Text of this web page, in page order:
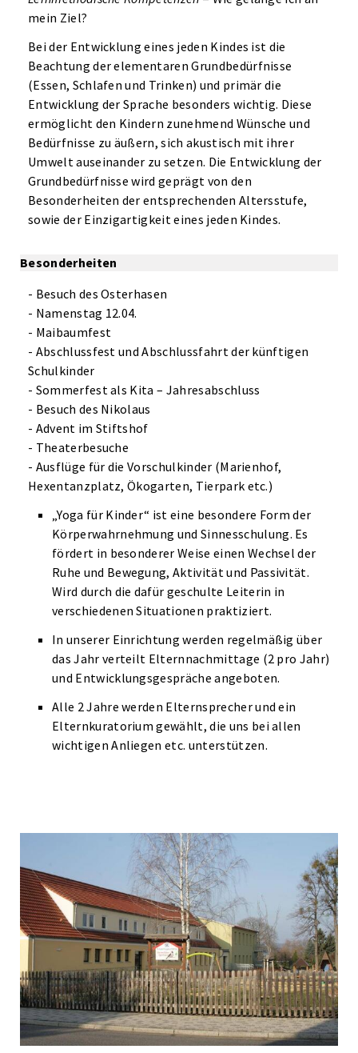
mein Ziel?
Bei der Entwicklung eines jeden Kindes ist die
Beachtung der elementaren Grundbedürfnisse
(Essen, Schlafen und Trinken) und primär die
Entwicklung der Sprache besonders wichtig. Diese
ermöglicht den Kindern zunehmend Wünsche und
Bedürfnisse zu äußern, sich akustisch mit ihrer
Umwelt auseinander zu setzen. Die Entwicklung der
Grundbedürfnisse wird geprägt von den
Besonderheiten der entsprechenden Altersstufe,
sowie der Einzigartigkeit eines jeden Kindes.
Besonderheiten
- Besuch des Osterhasen
- Namenstag 12.04.
- Maibaumfest
- Abschlussfest und Abschlussfahrt der künftigen
Schulkinder
- Sommerfest als Kita – Jahresabschluss
- Besuch des Nikolaus
- Advent im Stiftshof
- Theaterbesuche
- Ausflüge für die Vorschulkinder (Marienhof,
Hexentanzplatz, Ökogarten, Tierpark etc.)
„Yoga für Kinder“ ist eine besondere Form der
Körperwahrnehmung und Sinnesschulung. Es
fördert in besonderer Weise einen Wechsel der
Ruhe und Bewegung, Aktivität und Passivität.
Wird durch die dafür geschulte Leiterin in
verschiedenen Situationen praktiziert.
In unserer Einrichtung werden regelmäßig über
das Jahr verteilt Elternnachmittage (2 pro Jahr)
und Entwicklungsgespräche angeboten.
Alle 2 Jahre werden Elternsprecher und ein
Elternkuratorium gewählt, die uns bei allen
wichtigen Anliegen etc. unterstützen.